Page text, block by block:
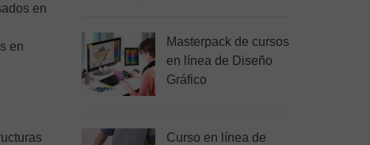
en
en
Masterpack de cursos
en línea de Diseño
Gráfico
Curso en línea de